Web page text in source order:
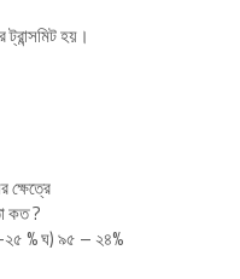
হয়।
ক্ষেত্রে
কত ?
% ঘ) ৯৫ – ২৪%